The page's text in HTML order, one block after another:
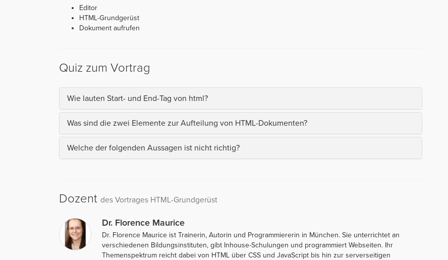
Editor
HTML-Grundgerüst
Dokument aufrufen
Quiz zum Vortrag
Wie lauten Start- und End-Tag von html?
Was sind die zwei Elemente zur Aufteilung von HTML-Dokumenten?
Welche der folgenden Aussagen ist nicht richtig?
Dozent des Vortrages HTML-Grundgerüst
Dr. Florence Maurice
Dr. Florence Maurice ist Trainerin, Autorin und Programmiererin in München. Sie unterrichtet an
verschiedenen Bildungsinstituten, gibt Inhouse-Schulungen und programmiert Webseiten. Ihr
Themenspektrum reicht dabei von HTML über CSS und JavaScript bis hin zur serverseitigen